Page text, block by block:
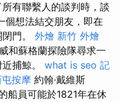
有聯繫人的談判時，談
個想法結交朋友，即在
門。 外燴 新竹 外燴
和蘇格蘭探險隊尋求一
捕鯨。 what is seo 記
按摩 約翰·戴維斯
船員可能於1821年在休